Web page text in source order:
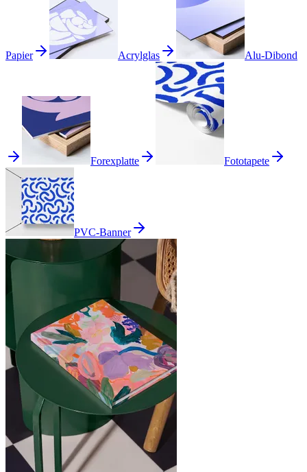
Papier Acrylglas Alu-Dibond
Forexplatte Fototapete
PVC-Banner